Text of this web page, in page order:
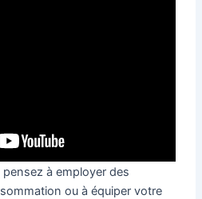
à employer des
ou à équiper votre